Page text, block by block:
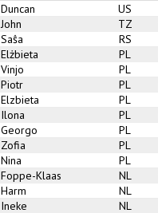
Duncan US
John TZ
Saŝa RS
Elżbieta PL
Vinjo PL
Piotr PL
Elzbieta PL
Ilona PL
Georgo PL
Zofia PL
Nina PL
Foppe-Klaas NL
Harm NL
Ineke NL